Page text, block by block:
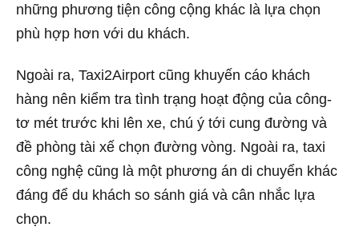
những phương tiện công cộng khác là lựa chọn
phù hợp hơn với du khách.
Ngoài ra, Taxi2Airport cũng khuyến cáo khách
hàng nên kiểm tra tình trạng hoạt động của công-
tơ mét trước khi lên xe, chú ý tới cung đường và
đề phòng tài xế chọn đường vòng. Ngoài ra, taxi
công nghệ cũng là một phương án di chuyển khác
đáng để du khách so sánh giá và cân nhắc lựa
chọn.